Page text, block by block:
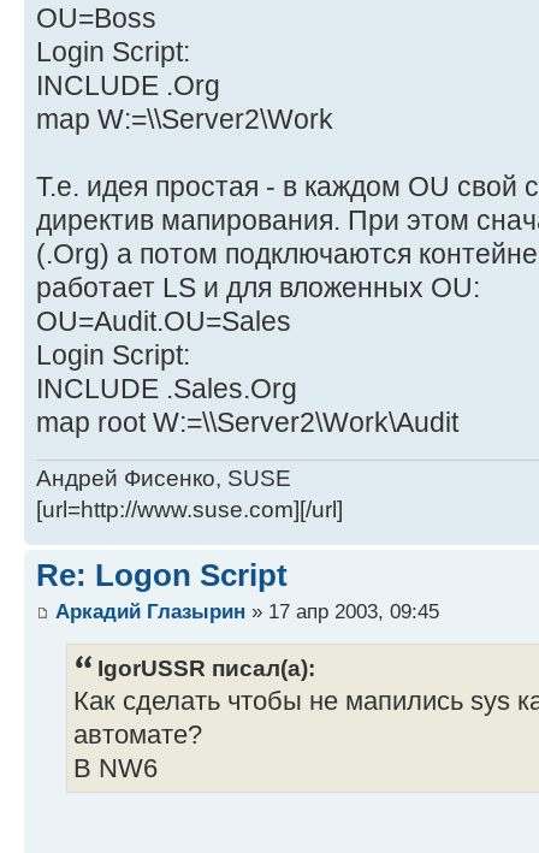
OU=Boss
Login Script:
INCLUDE .Org
map W:=\\Server2\Work
Т.е. идея простая - в каждом OU свой
директив мапирования. При этом
(.Org) а потом подключаются
работает LS и для вложенных OU:
OU=Audit.OU=Sales
Login Script:
INCLUDE .Sales.Org
map root W:=\\Server2\Work\Audit
Андрей Фисенко, SUSE
[url=http://www.suse.com][/url]
Re: Logon Script
Аркадий Глазырин » 17 апр 2003, 09:45
IgorUSSR писал(а):
Как сделать чтобы не мапились sys
автомате?
В NW6